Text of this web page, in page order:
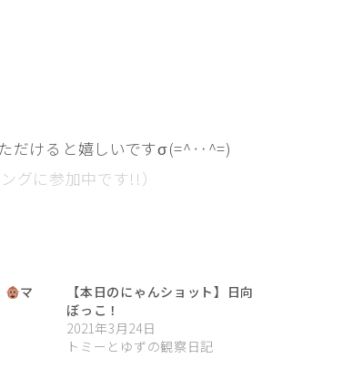
だけると嬉しいですσ(=^‥^=)
グに参加中です!!）
マ
【本日のにゃんショット】日向
ぼっこ！
2021年3月24日
トミーとゆずの観察日記